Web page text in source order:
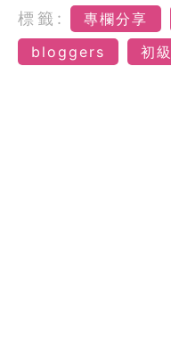
標籤: 專欄分享
bloggers
初